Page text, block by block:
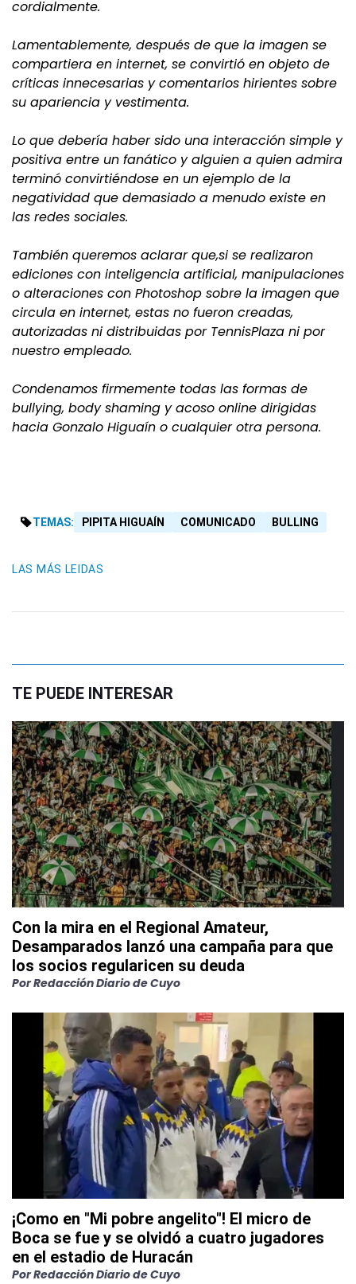
cordialmente.
Lamentablemente, después de que la imagen se
compartiera en internet, se convirtió en objeto de
críticas innecesarias y comentarios hirientes sobre
su apariencia y vestimenta.
Lo que debería haber sido una interacción simple y
positiva entre un fanático y alguien a quien admira
terminó convirtiéndose en un ejemplo de la
negatividad que demasiado a menudo existe en
las redes sociales.
También queremos aclarar que,si se realizaron
ediciones con inteligencia artificial, manipulaciones
o alteraciones con Photoshop sobre la imagen que
circula en internet, estas no fueron creadas,
autorizadas ni distribuidas por TennisPlaza ni por
nuestro empleado.
Condenamos firmemente todas las formas de
bullying, body shaming y acoso online dirigidas
hacia Gonzalo Higuaín o cualquier otra persona.
TEMAS: PIPITA HIGUAÍN COMUNICADO BULLING
LAS MÁS LEIDAS
TE PUEDE INTERESAR
Con la mira en el Regional Amateur,
Desamparados lanzó una campaña para que
los socios regularicen su deuda
PorRedacción Diario de Cuyo
¡Como en "Mi pobre angelito"! El micro de
Boca se fue y se olvidó a cuatro jugadores
en el estadio de Huracán
PorRedacción Diario de Cuyo